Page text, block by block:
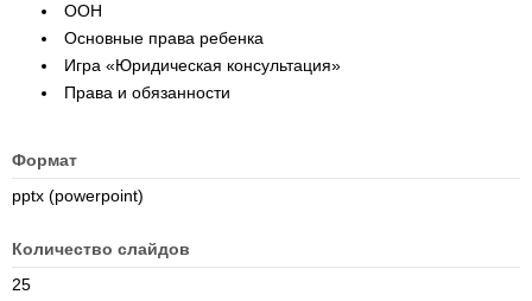
ООН
Основные права ребенка
Игра «Юридическая консультация»
Права и обязанности
Формат
pptx (powerpoint)
Количество слайдов
25